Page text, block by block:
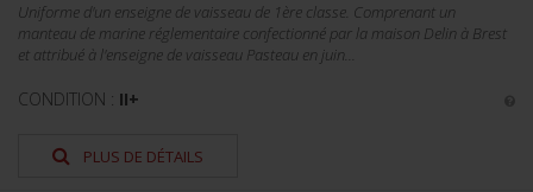
Uniforme d'un enseigne de vaisseau de 1ère classe. Comprenant un
manteau de marine réglementaire confectionné par la maison Delin à Brest
et attribué à l'enseigne de vaisseau Pasteau en juin...
CONDITION : II+
PLUS DE DÉTAILS